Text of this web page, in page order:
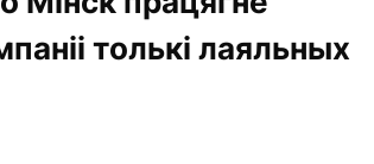
толькі лаяльных